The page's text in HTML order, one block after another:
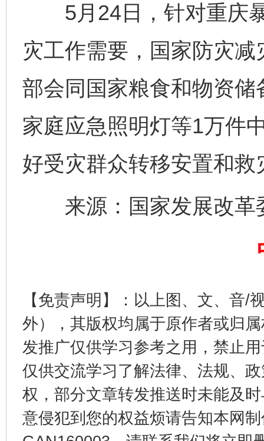
5月24日，针对重庆暴
灾工作需要，国家防灾
部会同国家粮食和物资
家庭应急照明灯等1万件
好受灾群众转移安置和救
来源：国家发展改革
【免责声明】：以上图、文、音/
外），其版权均属于原作者或归
发推广仅供学习参考之用，禁止
仅供交流学习了解法律、法规、
权，部分文章转发推送时未能及
意侵犯到您的权益烦请告知本网
法徽映军营 权益有保障